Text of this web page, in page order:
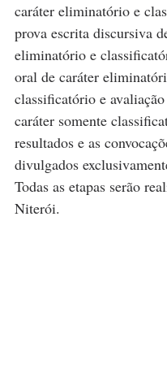
caráter eliminatório e
prova escrita discursiva
eliminatório e
oral de caráter
classificatório e
caráter somente
resultados e as
divulgados
Todas as etapas serão
Niterói.